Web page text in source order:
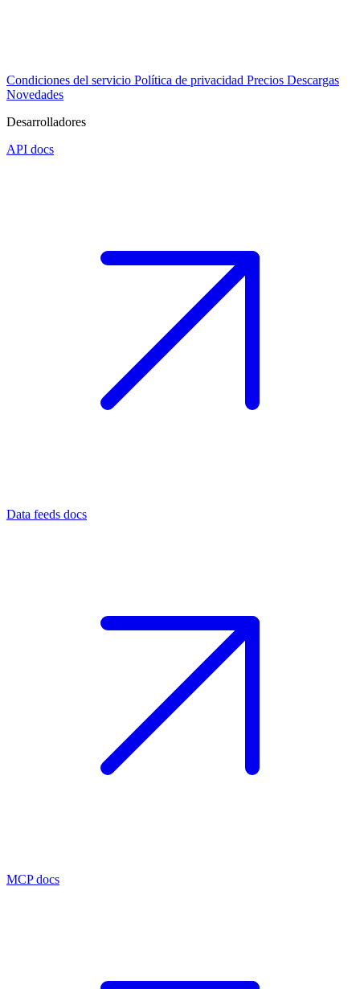
Condiciones del servicio Política de privacidad Precios Descargas
Novedades
Desarrolladores
API docs
Data feeds docs
MCP docs